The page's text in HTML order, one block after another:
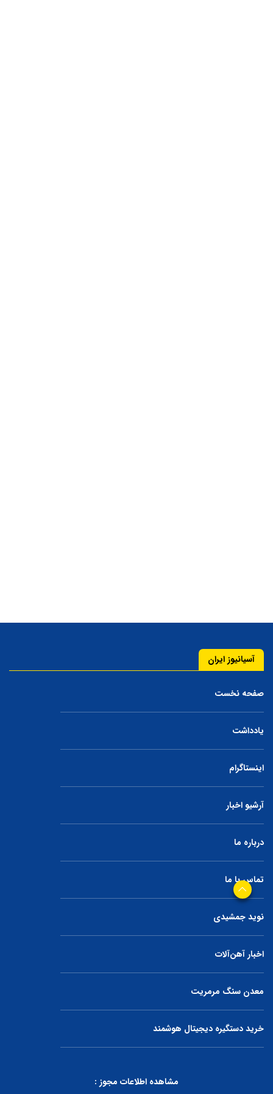
آسیانیوز ایران
صفحه نخست
یادداشت
اینستاگرام
آرشیو اخبار
درباره ما
تماس با ما
نوید جمشیدی
اخبار آهن‌آلات
معدن سنگ مرمریت
خرید دستگیره دیجیتال هوشمند
مشاهده اطلاعات مجوز :